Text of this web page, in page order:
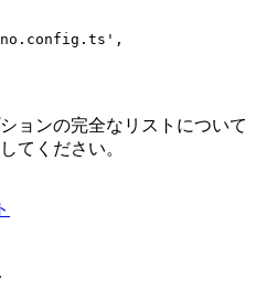
' ,
ョンの完全なリストについて
てください。